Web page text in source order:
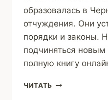
образовалась в
отчуждения. Они
порядки и законы.
подчиняться
полную книгу
ЧИТАТЬ ЛУННЫЙ